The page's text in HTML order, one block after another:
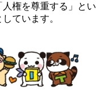
権を尊重する」とい
ています。